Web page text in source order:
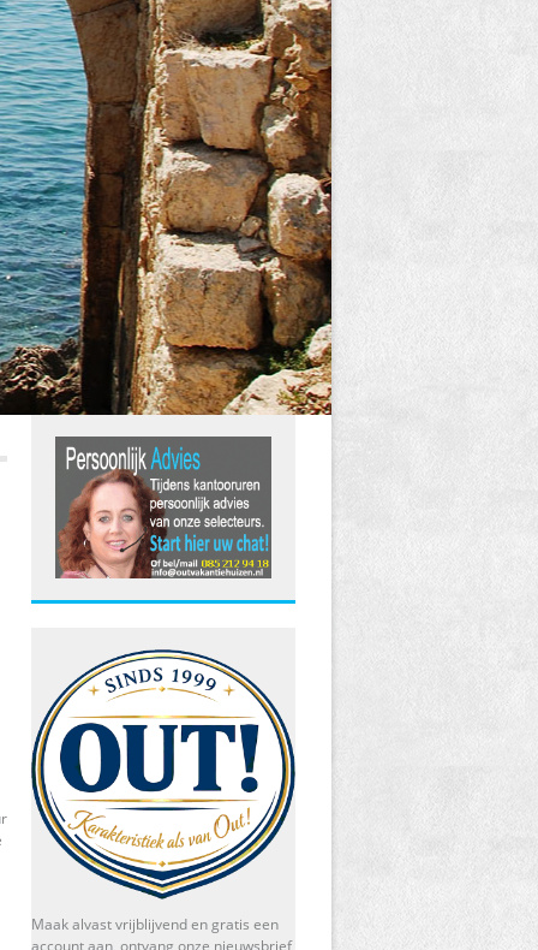
Maak alvast vrijblijvend en gratis een
account aan, ontvang onze nieuwsbrief